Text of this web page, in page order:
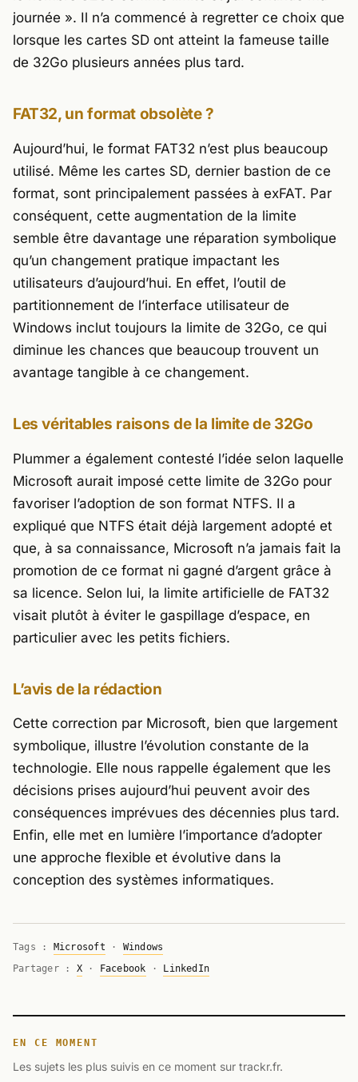
journée ». Il n’a commencé à regretter ce choix que
lorsque les cartes SD ont atteint la fameuse taille
de 32Go plusieurs années plus tard.
FAT32, un format obsolète ?
Aujourd’hui, le format FAT32 n’est plus beaucoup
utilisé. Même les cartes SD, dernier bastion de ce
format, sont principalement passées à exFAT. Par
conséquent, cette augmentation de la limite
semble être davantage une réparation symbolique
qu’un changement pratique impactant les
utilisateurs d’aujourd’hui. En effet, l’outil de
partitionnement de l’interface utilisateur de
Windows inclut toujours la limite de 32Go, ce qui
diminue les chances que beaucoup trouvent un
avantage tangible à ce changement.
Les véritables raisons de la limite de 32Go
Plummer a également contesté l’idée selon laquelle
Microsoft aurait imposé cette limite de 32Go pour
favoriser l’adoption de son format NTFS. Il a
expliqué que NTFS était déjà largement adopté et
que, à sa connaissance, Microsoft n’a jamais fait la
promotion de ce format ni gagné d’argent grâce à
sa licence. Selon lui, la limite artificielle de FAT32
visait plutôt à éviter le gaspillage d’espace, en
particulier avec les petits fichiers.
L’avis de la rédaction
Cette correction par Microsoft, bien que largement
symbolique, illustre l’évolution constante de la
technologie. Elle nous rappelle également que les
décisions prises aujourd’hui peuvent avoir des
conséquences imprévues des décennies plus tard.
Enfin, elle met en lumière l’importance d’adopter
une approche flexible et évolutive dans la
conception des systèmes informatiques.
Tags : Microsoft · Windows
Partager : X· Facebook · LinkedIn
EN CE MOMENT
Les sujets les plus suivis en ce moment sur trackr.fr.